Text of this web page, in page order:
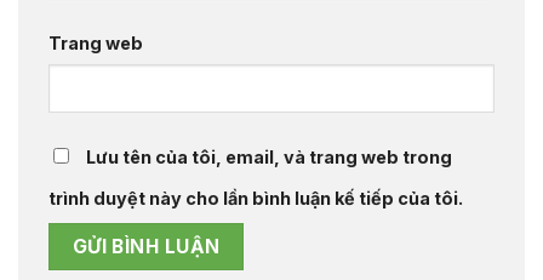
Trang web
Lưu tên của tôi, email, và trang web trong
trình duyệt này cho lần bình luận kế tiếp của tôi.